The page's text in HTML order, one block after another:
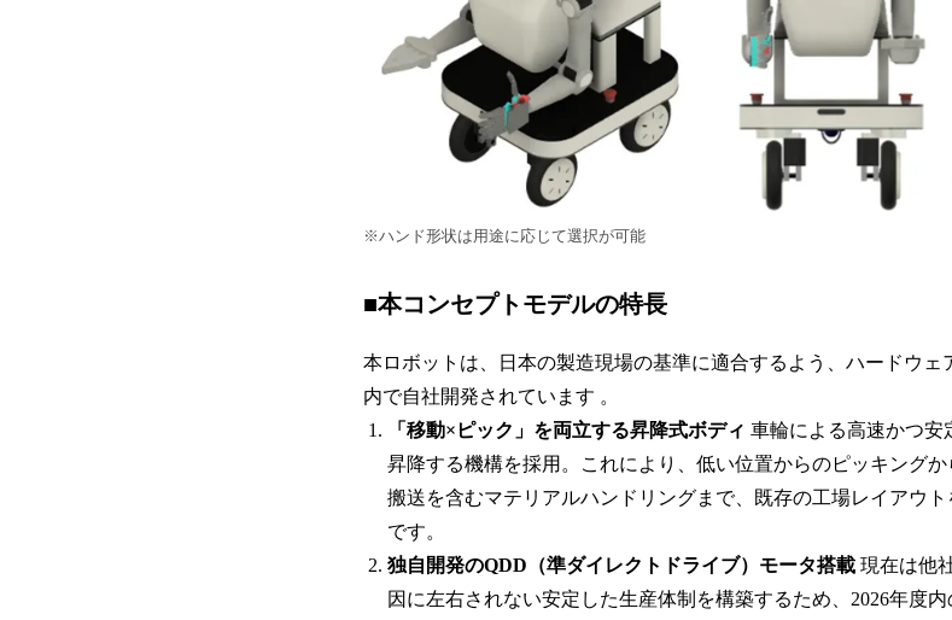
※ハンド形状は用途に応じて選択が可能
■本コンセプトモデルの特長
本ロボットは、日本の製造現場の基準に適合するよう、ハードウェ
内で自社開発されています 。
「移動×ピック」を両立する昇降式ボディ 車輪による高速かつ安
昇降する機構を採用。これにより、低い位置からのピッキング
搬送を含むマテリアルハンドリングまで、既存の工場レイアウ
です。
独自開発のQDD（準ダイレクトドライブ）モータ搭載 現在は他
因に左右されない安定した生産体制を構築するため、2026年度